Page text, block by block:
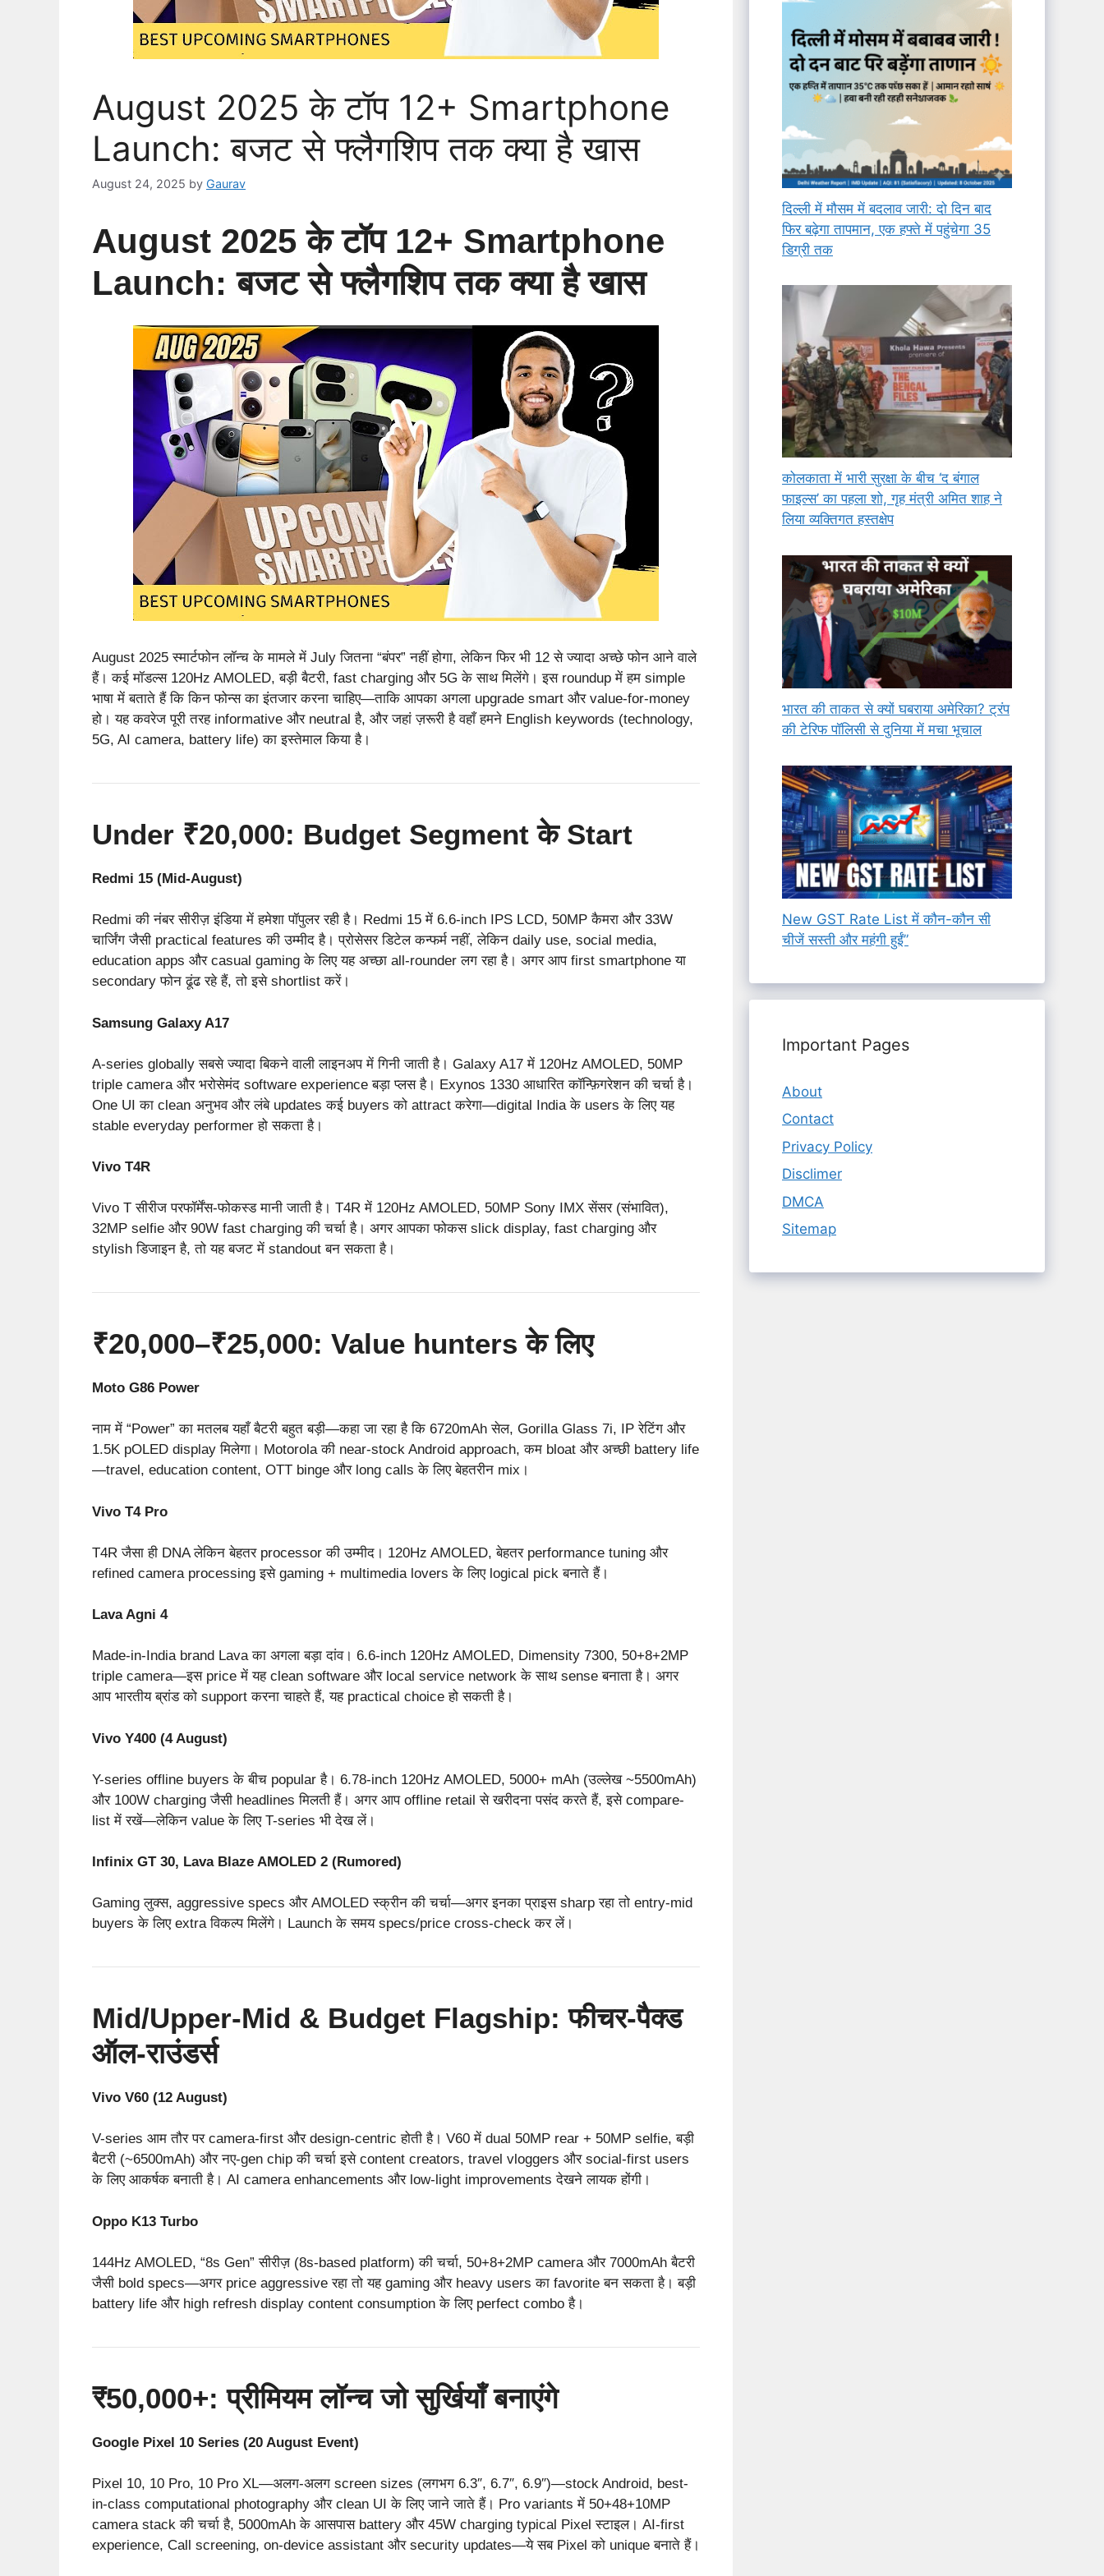
August 2025 के टॉप 12+ Smartphone
Launch: बजट से फ्लैगशिप तक क्या है खास
August 24, 2025 by Gaurav
August 2025 के टॉप 12+ Smartphone
Launch: बजट से फ्लैगशिप तक क्या है खास
August 2025 स्मार्टफोन लॉन्च के मामले में July जितना “बंपर” नहीं होगा, लेकिन फिर भी 12 से ज्यादा अच्छे फोन आने वाले
हैं। कई मॉडल्स 120Hz AMOLED, बड़ी बैटरी, fast charging और 5G के साथ मिलेंगे। इस roundup में हम simple
भाषा में बताते हैं कि किन फोन्स का इंतजार करना चाहिए—ताकि आपका अगला upgrade smart और value-for-money
हो। यह कवरेज पूरी तरह informative और neutral है, और जहां ज़रूरी है वहाँ हमने English keywords (technology,
5G, AI camera, battery life) का इस्तेमाल किया है।
Under ₹20,000: Budget Segment के Start
Redmi 15 (Mid-August)
Redmi की नंबर सीरीज़ इंडिया में हमेशा पॉपुलर रही है। Redmi 15 में 6.6-inch IPS LCD, 50MP कैमरा और 33W
चार्जिंग जैसी practical features की उम्मीद है। प्रोसेसर डिटेल कन्फर्म नहीं, लेकिन daily use, social media,
education apps और casual gaming के लिए यह अच्छा all-rounder लग रहा है। अगर आप first smartphone या
secondary फोन ढूंढ रहे हैं, तो इसे shortlist करें।
Samsung Galaxy A17
A-series globally सबसे ज्यादा बिकने वाली लाइनअप में गिनी जाती है। Galaxy A17 में 120Hz AMOLED, 50MP
triple camera और भरोसेमंद software experience बड़ा प्लस है। Exynos 1330 आधारित कॉन्फ़िगरेशन की चर्चा है।
One UI का clean अनुभव और लंबे updates कई buyers को attract करेगा—digital India के users के लिए यह
stable everyday performer हो सकता है।
Vivo T4R
Vivo T सीरीज परफॉर्मेंस-फोकस्ड मानी जाती है। T4R में 120Hz AMOLED, 50MP Sony IMX सेंसर (संभावित),
32MP selfie और 90W fast charging की चर्चा है। अगर आपका फोकस slick display, fast charging और
stylish डिजाइन है, तो यह बजट में standout बन सकता है।
₹20,000–₹25,000: Value hunters के लिए
Moto G86 Power
नाम में “Power” का मतलब यहाँ बैटरी बहुत बड़ी—कहा जा रहा है कि 6720mAh सेल, Gorilla Glass 7i, IP रेटिंग और
1.5K pOLED display मिलेगा। Motorola की near-stock Android approach, कम bloat और अच्छी battery life
—travel, education content, OTT binge और long calls के लिए बेहतरीन mix।
Vivo T4 Pro
T4R जैसा ही DNA लेकिन बेहतर processor की उम्मीद। 120Hz AMOLED, बेहतर performance tuning और
refined camera processing इसे gaming + multimedia lovers के लिए logical pick बनाते हैं।
Lava Agni 4
Made-in-India brand Lava का अगला बड़ा दांव। 6.6-inch 120Hz AMOLED, Dimensity 7300, 50+8+2MP
triple camera—इस price में यह clean software और local service network के साथ sense बनाता है। अगर
आप भारतीय ब्रांड को support करना चाहते हैं, यह practical choice हो सकती है।
Vivo Y400 (4 August)
Y-series offline buyers के बीच popular है। 6.78-inch 120Hz AMOLED, 5000+ mAh (उल्लेख ~5500mAh)
और 100W charging जैसी headlines मिलती हैं। अगर आप offline retail से खरीदना पसंद करते हैं, इसे compare-
list में रखें—लेकिन value के लिए T-series भी देख लें।
Infinix GT 30, Lava Blaze AMOLED 2 (Rumored)
Gaming लुक्स, aggressive specs और AMOLED स्क्रीन की चर्चा—अगर इनका प्राइस sharp रहा तो entry-mid
buyers के लिए extra विकल्प मिलेंगे। Launch के समय specs/price cross-check कर लें।
Mid/Upper-Mid & Budget Flagship: फीचर-पैक्ड
ऑल-राउंडर्स
Vivo V60 (12 August)
V-series आम तौर पर camera-first और design-centric होती है। V60 में dual 50MP rear + 50MP selfie, बड़ी
बैटरी (~6500mAh) और नए-gen chip की चर्चा इसे content creators, travel vloggers और social-first users
के लिए आकर्षक बनाती है। AI camera enhancements और low-light improvements देखने लायक होंगी।
Oppo K13 Turbo
144Hz AMOLED, “8s Gen” सीरीज़ (8s-based platform) की चर्चा, 50+8+2MP camera और 7000mAh बैटरी
जैसी bold specs—अगर price aggressive रहा तो यह gaming और heavy users का favorite बन सकता है। बड़ी
battery life और high refresh display content consumption के लिए perfect combo है।
₹50,000+: प्रीमियम लॉन्च जो सुर्खियाँ बनाएंगे
Google Pixel 10 Series (20 August Event)
Pixel 10, 10 Pro, 10 Pro XL—अलग-अलग screen sizes (लगभग 6.3″, 6.7″, 6.9″)—stock Android, best-
in-class computational photography और clean UI के लिए जाने जाते हैं। Pro variants में 50+48+10MP
camera stack की चर्चा है, 5000mAh के आसपास battery और 45W charging typical Pixel स्टाइल। AI-first
experience, Call screening, on-device assistant और security updates—ये सब Pixel को unique बनाते हैं।
दिल्ली में मौसम में बदलाव जारी: दो दिन बाद
फिर बढ़ेगा तापमान, एक हफ्ते में पहुंचेगा 35
डिग्री तक
कोलकाता में भारी सुरक्षा के बीच ‘द बंगाल
फाइल्स’ का पहला शो, गृह मंत्री अमित शाह ने
लिया व्यक्तिगत हस्तक्षेप
भारत की ताकत से क्यों घबराया अमेरिका? ट्रंप
की टेरिफ पॉलिसी से दुनिया में मचा भूचाल
New GST Rate List में कौन-कौन सी
चीजें सस्ती और महंगी हुईं”
Important Pages
About
Contact
Privacy Policy
Disclimer
DMCA
Sitemap